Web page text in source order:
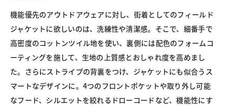
機能優先のアウトドアウェアに対し、街着としてのフィールド
ジャケットに欲しいのは、洗練性や清潔感。そこで、細番手で
高密度のコットンツイル地を使い、裏側には配色のフォームコ
ーティングを施して、生地の上質感とおしゃれ度を高めまし
た。さらにストライプの背裏をつけ、ジャケットにも似合うス
マートなデザインに。4つのフロントポケットや取り外し可能
なフード、シルエットを絞れるドローコードなど、機能性にす